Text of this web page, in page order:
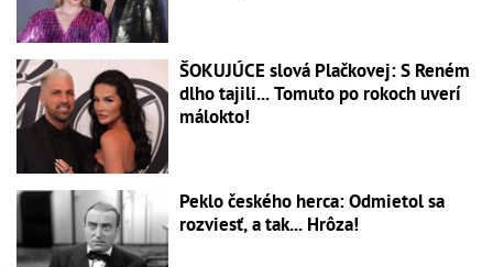
ŠOKUJÚCE slová Plačkovej: S Reném
dlho tajili... Tomuto po rokoch uverí
málokto!
Peklo českého herca: Odmietol sa
rozviesť, a tak... Hrôza!